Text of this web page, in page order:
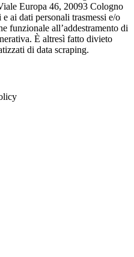
Europa 46, 20093 Cologno
ai dati personali trasmessi e/o
funzionale all’addestramento di
È altresì fatto divieto
di data scraping.